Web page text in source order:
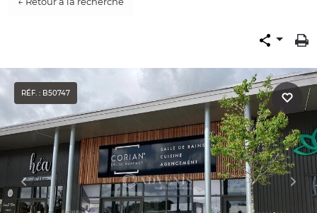
RÉF. : B50747